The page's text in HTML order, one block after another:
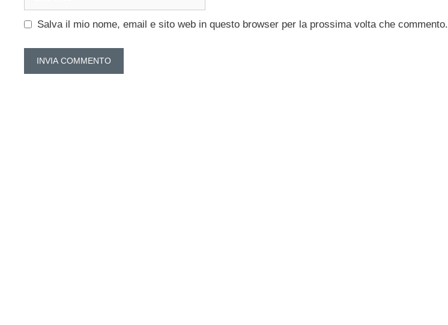
Salva il mio nome, email e sito web in questo browser per la prossima volta che commento.